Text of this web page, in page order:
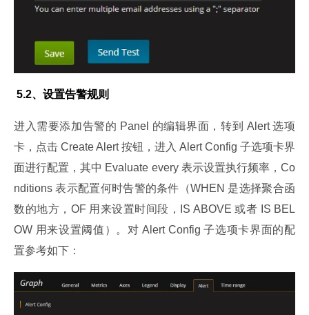
5.2、设置告警规则
进入需要添加告警的 Panel 的编辑界面，转到 Alert 选项
卡，点击 Create Alert 按钮，进入 Alert Config 子选项卡界
面进行配置，其中 Evaluate every 表示设置执行频率，Co
nditions 表示配置何时告警的条件（WHEN 是选择聚合函
数的地方，OF 用来设置时间段，IS ABOVE 或者 IS BEL
OW 用来设置阈值）。对 Alert Config 子选项卡界面的配
置参考如下：